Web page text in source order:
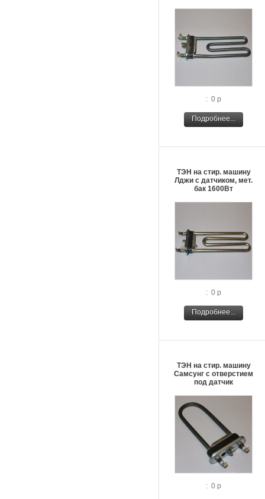
: 0 р
Подробнее...
ТЭН на стир. машину
Лджи c датчиком, мет.
бак 1600Вт
: 0 р
Подробнее...
ТЭН на стир. машину
Самсунг с отверстием
под датчик
: 0 р